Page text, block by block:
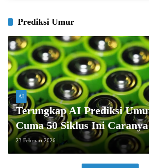
Prediksi Umur
AI
Terungkap AI Prediksi
Cuma 50 Siklus Ini Caranya
23 Februari 2026